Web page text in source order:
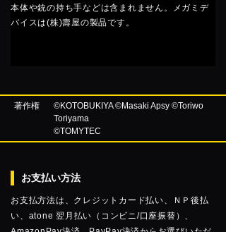
本体や銃の持ち手などは含まれません。メガミデ
バイスは(株)壽屋の製品です。
著作権
©KOTOBUKIYA ©Masaki Apsy ©Toriwo
Toriyama
©TOMYTEC
お支払い方法
お支払方法は、クレジットカード払い、ＮＰ後払
い、atone 翌月払い（コンビニ/口座振替）、